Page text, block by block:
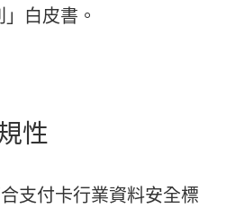
白皮書。
性
支付卡行業資料安全標